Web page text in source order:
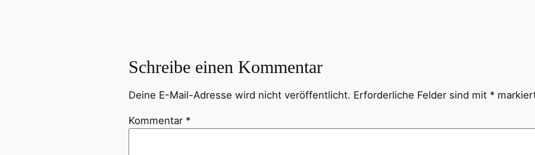
Schreibe einen Kommentar
Deine E-Mail-Adresse wird nicht veröffentlicht. Erforderliche Felder sind mit *
Kommentar *